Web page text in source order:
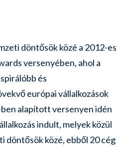
döntősök közé a 2012-es
versenyében, ahol a
és
európai vállalkozások
alapított versenyen idén
indult, melyek közül
döntősök közé, ebből 20 cég